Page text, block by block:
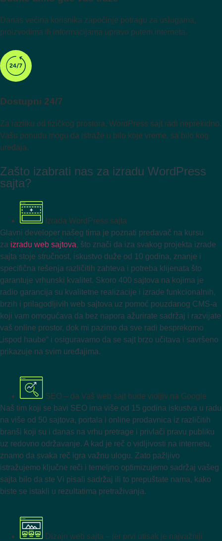
Danas većina korisnika započinje potragu za uslugama,
proizvodima ili informacijama upravo putem interneta.
Dostupni 24/7
Za razliku od fizičkog prostora, WordPress sajt radi neprekidno.
Vašu ponudu mogu da istraže u bilo koje vreme, sa bilo kog
uređaja.
Zašto izabrati nas za izradu WordPress
sajta?
Izrada WordPress sajta
Glavni developer našeg tima je poznati predavač na kursu
za izradu web sajtova, što znači da iza svakog projekta izrade
sajta stoje stručnost, iskustvo duže od 10 godina, znanje i
specifična rešenja različitih zahteva i potreba klijenata što
garantuje vrhunski kvalitet. Skoro 400 sajtova na kojima je
radio garancija su kvalitetne realizacije i izrade funkcionalnih,
brzih i prilagodljivih web sajtova uz pomoć pouzdanog CMS-a
koji vam omogućava da bez napora ažurirate sadržaj i razvijate
vaš online prostor, dok mi pazimo da sve radi besprekorno
„ispod haube“ i osiguravamo da se sajt brzo učitava i savršeno
prikazuje na svim uređajima.
SEO – da Vaš web sajt bude vidljiv na Google
Naš tim koji se bavi SEO ima više od 15 godina iskustva u radu
na više od 50 sajtova, portala i online prodavnica iz različitih
branši koji su i danas na vrhu pretrage i privlači pravu publiku
uz redovno održavanje. A kad je reč o vidljivosti na internetu,
znamo da svaka reč igra važnu ulogu. Zato pažljivo
istražujemo ključne reči i temeljno optimizujemo sadržaj vašeg
sajta bilo da ste Vi pisali sadržaj ili to prepuštate nama, kako
biste se istakli u rezultatima pretraživanja.
Dizajn web sajta – jer prvi utisak je najvažniji